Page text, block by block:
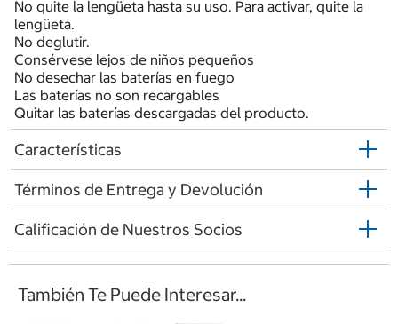
No quite la lengüeta hasta su uso. Para activar, quite la
lengüeta.
No deglutir.
Consérvese lejos de niños pequeños
No desechar las baterías en fuego
Las baterías no son recargables
Quitar las baterías descargadas del producto.
Características
Términos de Entrega y Devolución
Calificación de Nuestros Socios
También Te Puede Interesar...